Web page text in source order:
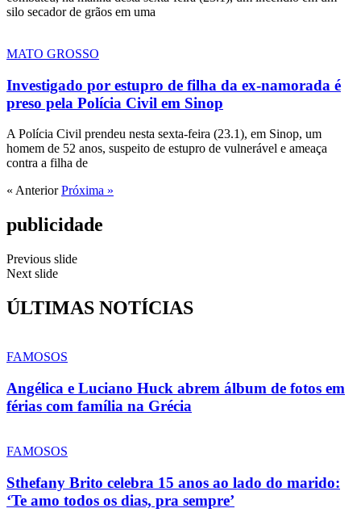
silo secador de grãos em uma
MATO GROSSO
Investigado por estupro de filha da ex-namorada é
preso pela Polícia Civil em Sinop
A Polícia Civil prendeu nesta sexta-feira (23.1), em Sinop, um
homem de 52 anos, suspeito de estupro de vulnerável e ameaça
contra a filha de
« Anterior Próxima »
publicidade
Previous slide
Next slide
ÚLTIMAS NOTÍCIAS
FAMOSOS
Angélica e Luciano Huck abrem álbum de fotos em
férias com família na Grécia
FAMOSOS
Sthefany Brito celebra 15 anos ao lado do marido:
‘Te amo todos os dias, pra sempre’